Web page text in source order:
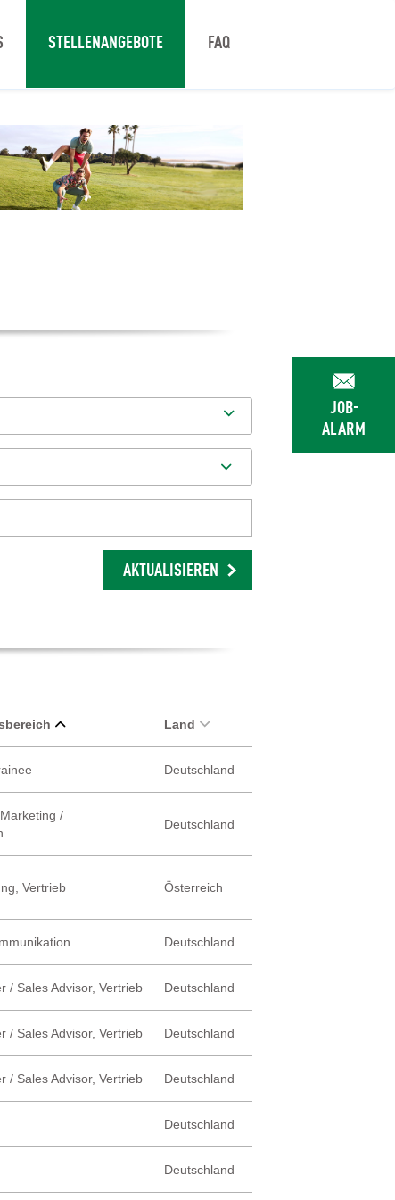
STELLENANGEBOTE FAQ
AKTUALISIEREN
Land
Deutschland
/
Deutschland
Vertrieb Österreich
Deutschland
/ Sales Advisor, Vertrieb Deutschland
/ Sales Advisor, Vertrieb Deutschland
/ Sales Advisor, Vertrieb Deutschland
Deutschland
Deutschland
JOB-
ALARM